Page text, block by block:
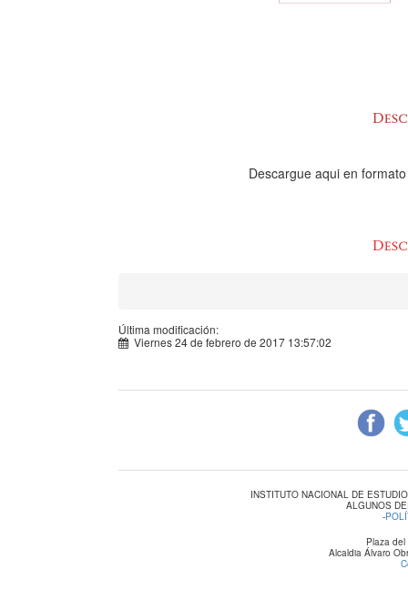
Descargue aqui en
Última modificación:
Viernes 24 de febrero de 2017 13:57:02
INSTITUTO NACIONAL DE
ALGUNOS
-
Plaza
Alcaldia Álvaro